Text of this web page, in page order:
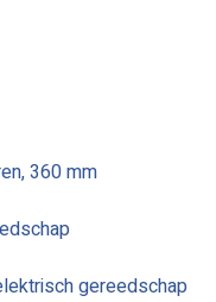
360 mm
gereedschap